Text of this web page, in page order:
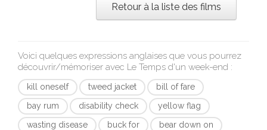
Retour à la liste des films
Voici quelques expressions anglaises que vous pourrez
découvrir/mémoriser avec Le Temps d'un week-end :
kill oneself tweed jacket
bill of fare
bay rum
disability check
yellow flag
wasting disease
buck for
bear down on